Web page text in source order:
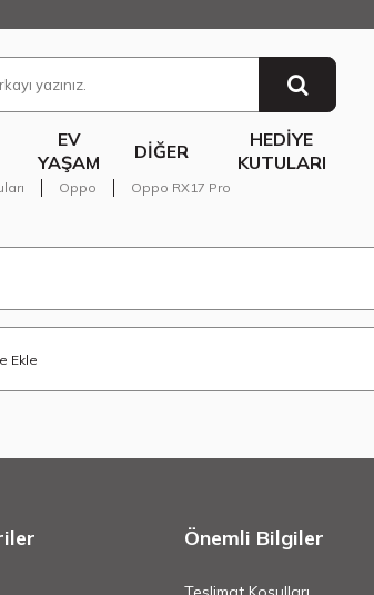
EV
YAŞAM
DIĞER
HEDIYE
KUTULARI
Oppo Oppo RX17 Pro
Ekle
Önemli Bilgiler